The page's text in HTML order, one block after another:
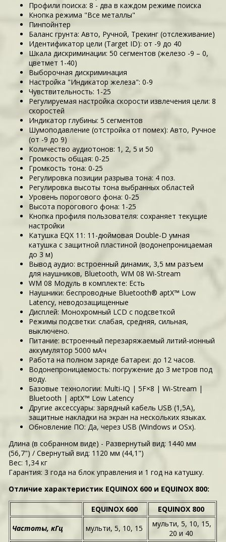
Профили поиска: 8 - два в каждом режиме поиска
Кнопка режима "Все металлы"
Пинпойнтер
Баланс грунта: Авто, Ручной, Трекинг (отслеживание)
Идентификатор цели (Target ID): от -9 до 40
Шкала дискриминации: 50 сегментов (железо -9 – 0,
цветмет 1-40)
Выборочная дискриминация
Настройка "Индикатор железа": 0-9
Чувствительность: 1-25
Регулируемая настройка скорости извлечения цели: 8
скоростей
Индикатор глубины: 5 сегментов
Шумоподавление (отстройка от помех): Авто, Ручное
(от -9 до 9)
Количество аудиотонов: 1, 2, 5 и 50
Громкость общая: 0-25
Громкость тона: 0-25
Регулировка позиции разрыва тона: 4 поз.
Регулировка высоты тона выбранных областей
Уровень порогового фона: 0-25
Высота порогового фона: 1-25
Кнопка профиля пользователя: сохраняет текущие
настройки
Катушка EQX 11: 11-дюймовая Double-D умная
катушка с защитной пластиной (водонепроницаемая
до 3 м)
Вывод аудио: встроенный динамик, 3,5 мм разъем
для наушников, Bluetooth, WM 08 Wi-Stream
WM 08 Модуль в комплекте: Есть
Наушники: беспроводные Bluetooth® aptX™ Low
Latency, неводозащищенные
Дисплей: Монохромный LCD с подсветкой
Режимы подсветки: слабая, средняя, сильная,
выключено.
Питание: встроенный перезаряжаемый литий-ионный
аккумулятор 5000 мАч
Работа на полном заряде батареи: до 12 часов.
Водонепроницаемость: погружение до 3 метров под
воду.
Базовые технологии: Multi-IQ | 5F×8 | Wi-Stream |
Bluetooth | aptX™ Low Latency
Другие аксессуары: зарядный кабель USB (1,5А),
защитные накладки на экран на нескольких языках.
Обновление ПО: Да, через USB (Windows и OSx).
Длина (в собранном виде) - Развернутый вид: 1440 мм
(56,7") / Свернутый вид: 1120 мм (44,1")
Вес: 1,34 кг
Гарантия: 3 года на блок управления и 1 год на катушку.
Отличие характеристик EQUINOX 600 и EQUINOX 800:
EQUINOX 600
EQUINOX 800
Частоты, кГц
мульти, 5, 10, 15
мульти, 5, 10, 15,
20 и 40